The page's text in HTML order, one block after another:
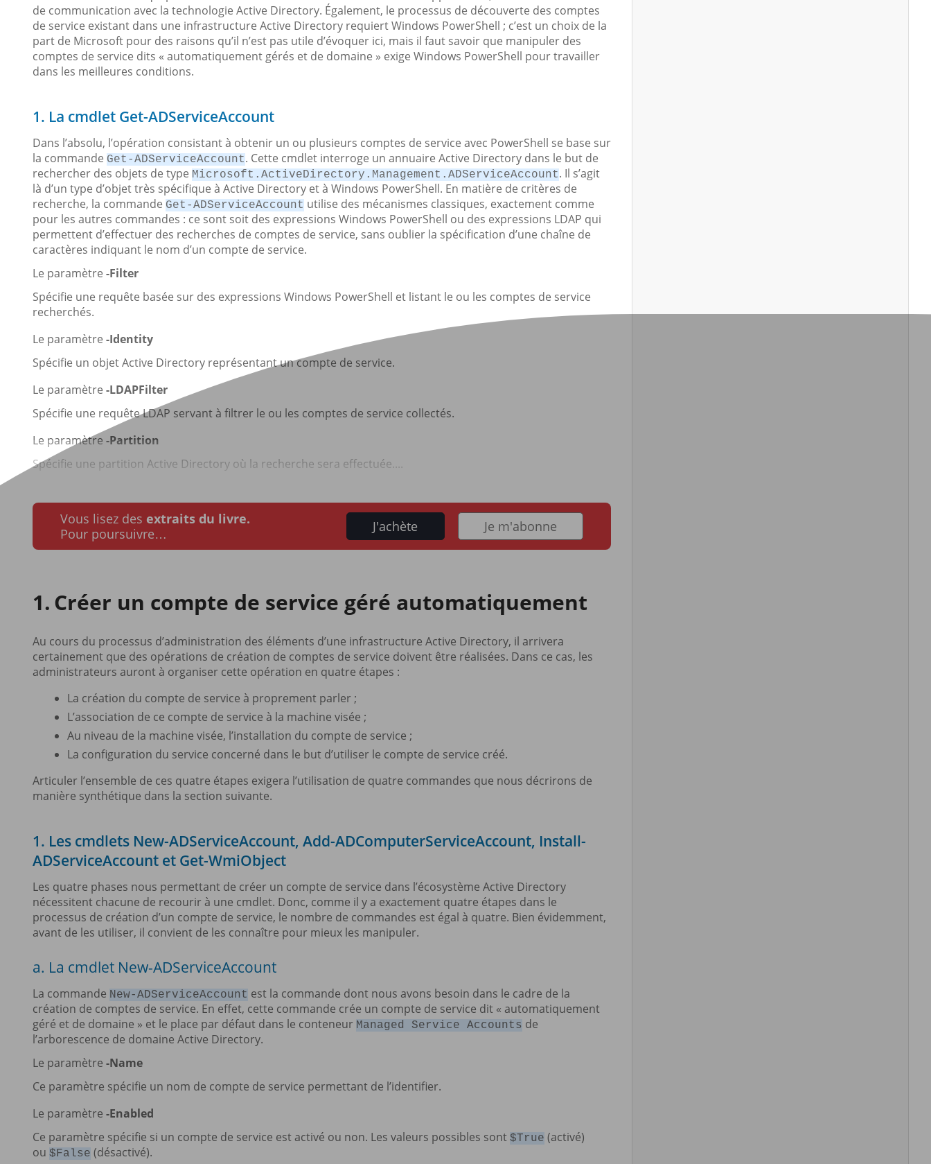
de communication avec la technologie Active Directory. Également, le processus de découverte des comptes
de service existant dans une infrastructure Active Directory requiert Windows PowerShell ; c’est un choix de la
part de Microsoft pour des raisons qu’il n’est pas utile d’évoquer ici, mais il faut savoir que manipuler des
comptes de service dits « automatiquement gérés et de domaine » exige Windows PowerShell pour travailler
dans les meilleures conditions.
1. La cmdlet Get-ADServiceAccount
Dans l’absolu, l’opération consistant à obtenir un ou plusieurs comptes de service avec PowerShell se base sur
la commande Get-ADServiceAccount. Cette cmdlet interroge un annuaire Active Directory dans le but de
rechercher des objets de type Microsoft.ActiveDirectory.Management.ADServiceAccount. Il s’agit
là d’un type d’objet très spécifique à Active Directory et à Windows PowerShell. En matière de critères de
recherche, la commande Get-ADServiceAccount utilise des mécanismes classiques, exactement comme
pour les autres commandes : ce sont soit des expressions Windows PowerShell ou des expressions LDAP qui
permettent d’effectuer des recherches de comptes de service, sans oublier la spécification d’une chaîne de
caractères indiquant le nom d’un compte de service.
Le paramètre -Filter
Spécifie une requête basée sur des expressions Windows PowerShell et listant le ou les comptes de service
recherchés.
Le paramètre -Identity
Spécifie un objet Active Directory représentant un compte de service.
Le paramètre -LDAPFilter
Spécifie une requête LDAP servant à filtrer le ou les comptes de service collectés.
Le paramètre -Partition
Spécifie une partition Active Directory où la recherche sera effectuée....
Vous lisez des extraits du livre.
Pour poursuivre…
J'achète Je m'abonne
Créer un compte de service géré automatiquement
Au cours du processus d’administration des éléments d’une infrastructure Active Directory, il arrivera
certainement que des opérations de création de comptes de service doivent être réalisées. Dans ce cas, les
administrateurs auront à organiser cette opération en quatre étapes :
La création du compte de service à proprement parler ;
L’association de ce compte de service à la machine visée ;
Au niveau de la machine visée, l’installation du compte de service ;
La configuration du service concerné dans le but d’utiliser le compte de service créé.
Articuler l’ensemble de ces quatre étapes exigera l’utilisation de quatre commandes que nous décrirons de
manière synthétique dans la section suivante.
1. Les cmdlets New-ADServiceAccount, Add-ADComputerServiceAccount, Install-
ADServiceAccount et Get-WmiObject
Les quatre phases nous permettant de créer un compte de service dans l’écosystème Active Directory
nécessitent chacune de recourir à une cmdlet. Donc, comme il y a exactement quatre étapes dans le
processus de création d’un compte de service, le nombre de commandes est égal à quatre. Bien évidemment,
avant de les utiliser, il convient de les connaître pour mieux les manipuler.
a. La cmdlet New-ADServiceAccount
La commande New-ADServiceAccount est la commande dont nous avons besoin dans le cadre de la
création de comptes de service. En effet, cette commande crée un compte de service dit « automatiquement
géré et de domaine » et le place par défaut dans le conteneur Managed Service Accounts de
l’arborescence de domaine Active Directory.
Le paramètre -Name
Ce paramètre spécifie un nom de compte de service permettant de l’identifier.
Le paramètre -Enabled
Ce paramètre spécifie si un compte de service est activé ou non. Les valeurs possibles sont $True (activé)
ou $False (désactivé).